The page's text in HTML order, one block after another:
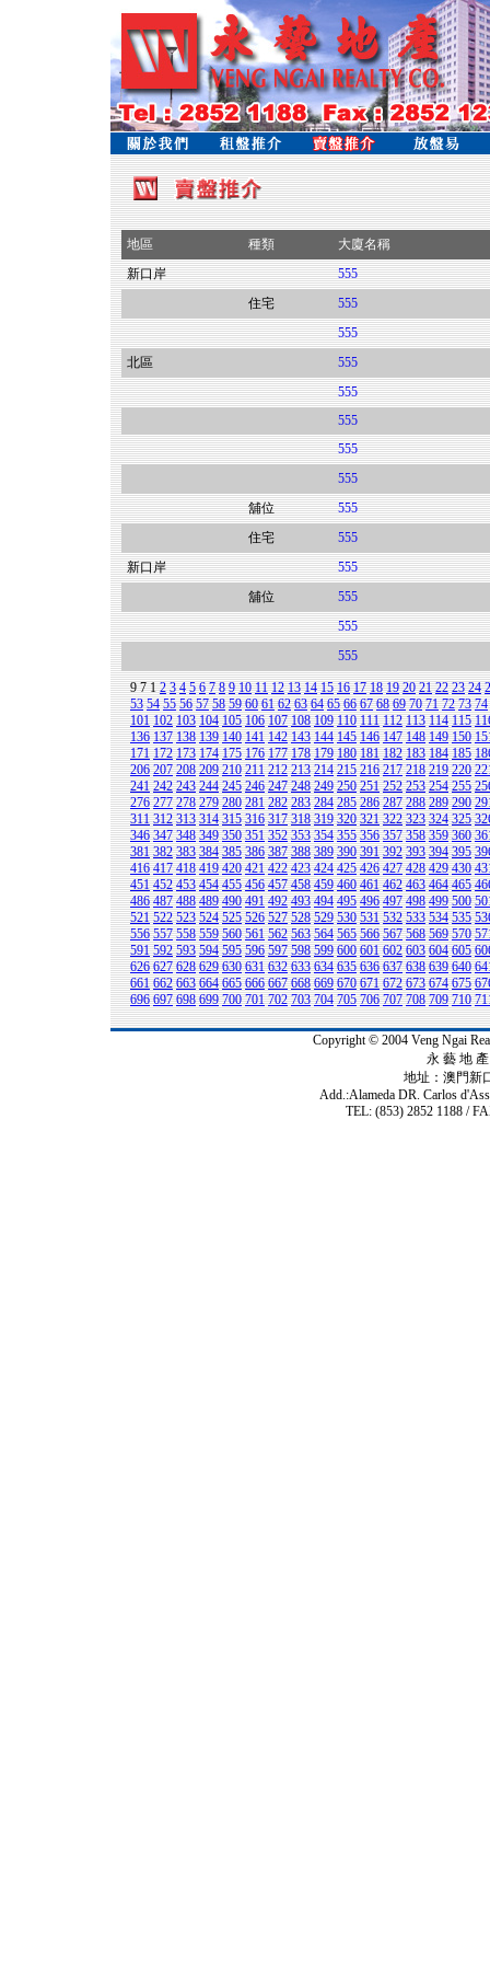
地區 種類
大廈名稱
新口岸
555
住宅
555
555
北區
555
555
555
555
555
舖位
555
住宅
555
新口岸
555
舖位
555
555
555
9 712 3 4 5 6 7 8 9 10 11 12 13 14 15 16 17 18 19 20 21 22 23 24
53 54 55 56 57 58 59 60 61 62 63 64 65 66 67 68 69 70 71 72 73 74
101 102 103 104 105 106 107 108 109 110 111 112 113 114 115
136 137 138 139 140 141 142 143 144 145 146 147 148 149 150
171 172 173 174 175 176 177 178 179 180 181 182 183 184 185
206 207 208 209 210 211 212 213 214 215 216 217 218 219 220
241 242 243 244 245 246 247 248 249 250 251 252 253 254 255
276 277 278 279 280 281 282 283 284 285 286 287 288 289 290
311 312 313 314 315 316 317 318 319 320 321 322 323 324 325
346 347 348 349 350 351 352 353 354 355 356 357 358 359 360
381 382 383 384 385 386 387 388 389 390 391 392 393 394 395
416 417 418 419 420 421 422 423 424 425 426 427 428 429 430
451 452 453 454 455 456 457 458 459 460 461 462 463 464 465
486 487 488 489 490 491 492 493 494 495 496 497 498 499 500
521 522 523 524 525 526 527 528 529 530 531 532 533 534 535
556 557 558 559 560 561 562 563 564 565 566 567 568 569 570
591 592 593 594 595 596 597 598 599 600 601 602 603 604 605
626 627 628 629 630 631 632 633 634 635 636 637 638 639 640
661 662 663 664 665 666 667 668 669 670 671 672 673 674 675
696 697 698 699 700 701 702 703 704 705 706 707 708 709 710
Copyright © 2004 Veng Ngai
永 藝 地
地址：澳門新
Add.:Alameda DR. Carlos
TEL: (853) 2852 1188 /